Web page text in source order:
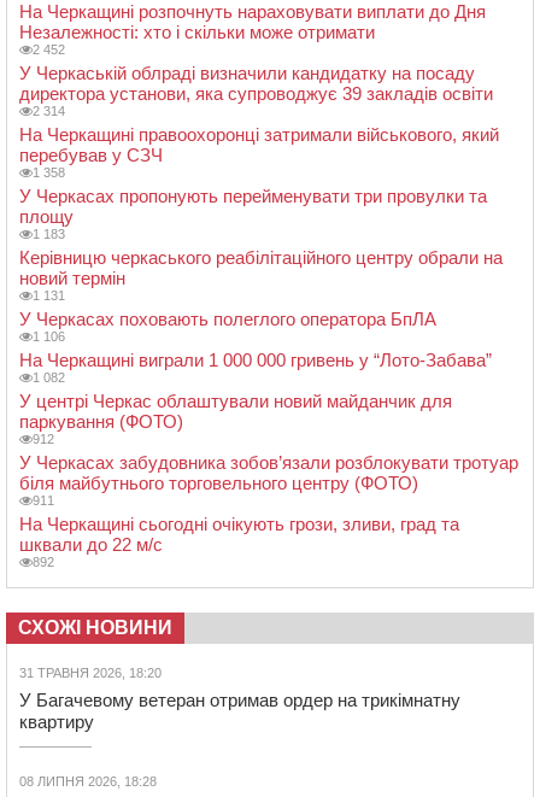
На Черкащині розпочнуть нараховувати виплати до Дня
Незалежності: хто і скільки може отримати
2 452
У Черкаській облраді визначили кандидатку на посаду
директора установи, яка супроводжує 39 закладів освіти
2 314
На Черкащині правоохоронці затримали військового, який
перебував у СЗЧ
1 358
У Черкасах пропонують перейменувати три провулки та
площу
1 183
Керівницю черкаського реабілітаційного центру обрали на
новий термін
1 131
У Черкасах поховають полеглого оператора БпЛА
1 106
На Черкащині виграли 1 000 000 гривень у “Лото-Забава”
1 082
У центрі Черкас облаштували новий майданчик для
паркування (ФОТО)
912
У Черкасах забудовника зобов’язали розблокувати тротуар
біля майбутнього торговельного центру (ФОТО)
911
На Черкащині сьогодні очікують грози, зливи, град та
шквали до 22 м/с
892
СХОЖІ НОВИНИ
31 ТРАВНЯ 2026, 18:20
У Багачевому ветеран отримав ордер на трикімнатну
квартиру
08 ЛИПНЯ 2026, 18:28